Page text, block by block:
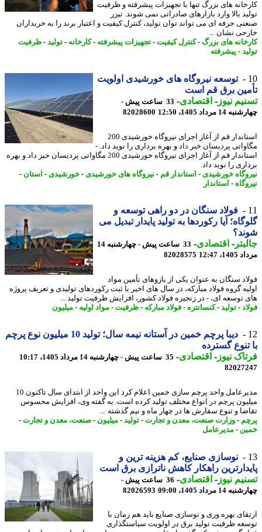
های بزرگ تنها با تجهیزات پیشرفته و ظرفیت
بالا وارد بازارهای صادراتی نمی شوند. تیزر
حرفه ای می تواند توان تولید، کنترل کیفیت و اعتبار برند را به خریداران
نشان ...
های بزرگ- کنترل کیفیت-تجهیزات پیشرفته-کارخانه -تولید-ظرفیت
-پیشرفته
توسعه نیروگاه های خورشیدی اولویت
برق قم است
نیوز-اقتصادی-
33 ساعت پیش -
مرداد 1405، 12:50
82028600
استاندار قم از آغاز اجرای نیروگاه خورشیدی 200
پردیسان خبر داد و بهره برداری را نوید داد. -
استاندار قم از آغاز اجرای نیروگاه خورشیدی 200 مگاواتی پردیسان خبر داد و بهره
را نوید داد.
خورشیدی-استاندار قم -نیروگاه های خورشیدی-خورشیدی-استان-
-استاندار
فولاد سنگان در دو راهی توسعه و
آیا رکوردها به تولید پایدار تبدیل می
-اقتصادی-
33 ساعت پیش - چهارشنبه 14
12:47
82028575
سنگان به عنوان یکی از بازوهای تأمین مواد
گروه فولاد مبارکه، در سال های اخیر با ثبت رکوردهای تولیدی و تعریف پروژه
توسعه ای، - در زنجیره فولاد کشور، افزایش ظرفیت تولید ...
-تولید-کنسانتره-فولاد مبارکه- ظرفیت -مواد اولیه -میلیون
دیبا پرچم خمین در آستانه نیمه سال؛ تولید 10 میلیون نوع پرچم
گسترده
نیوز-اقتصادی-35 ساعت پیش - چهارشنبه 14 مرداد 1405، 10:17
مدیرعامل واحد پرچم سازی خمین اعلام کرد این واحد از ابتدای سال تاکنون 10
پرچم در انواع مختلف تولید کرده است. به گفته وی، افزایش محسوس
و تنوع سفارش ها در چهار ماه و نیم گذشته ...
-وزارت صنعت، معدن و تجارت- تولید-میلیون-صنعت، معدن و تجارت-
-مدیرعامل
نوسازی صنایع، کم هزینه ترین و
راهکار کاهش ناترازی برق است
نیوز-اقتصادی-
36 ساعت پیش -
مرداد 1405، 09:00
82026593
بهره وری و نوسازی صنایع باید هم زمان با
ظرفیت تولید برق در اولویت سیاستگذاری